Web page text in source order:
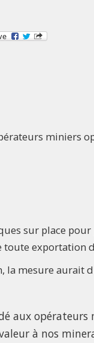
miniers
sur place
exportation
la mesure aurait
aux opérateurs
à nos